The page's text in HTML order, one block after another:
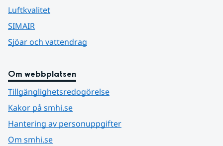
Luftkvalitet
SIMAIR
Sjöar och vattendrag
Om webbplatsen
Tillgänglighetsredogörelse
Kakor på smhi.se
Hantering av personuppgifter
Om smhi.se